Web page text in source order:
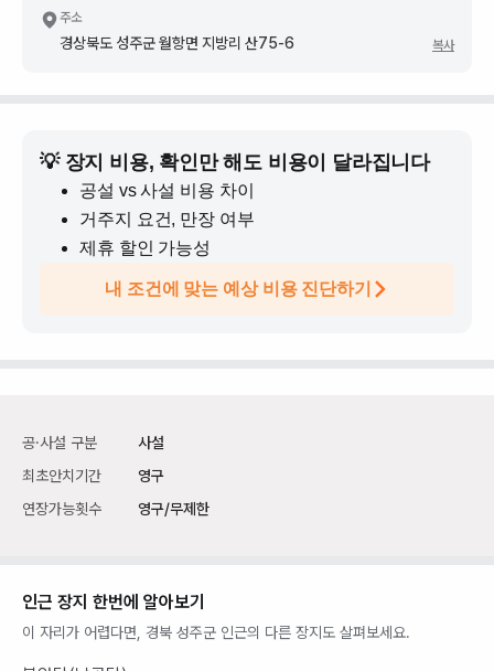
주소
경상북도 성주군 월항면 지방리 산75-6 복사
💡 장지 비용, 확인만 해도 비용이 달라집니다
공설 vs 사설 비용 차이
거주지 요건, 만장 여부
제휴 할인 가능성
내 조건에 맞는 예상 비용 진단하기
공·사설 구분
사설
최초안치기간
영구
연장가능횟수
영구/무제한
인근 장지 한번에 알아보기
이 자리가 어렵다면, 경북 성주군 인근의 다른 장지도 살펴보세요.